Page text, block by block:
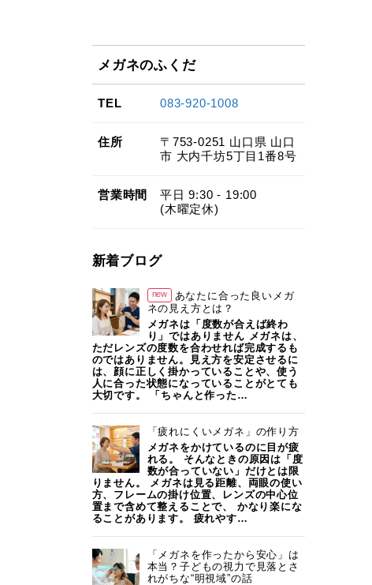
メガネのふくだ
TEL 083-920-1008
住所 〒753-0251 山口県 山口
市 大内千坊5丁目1番8号
営業時間
平日 9:30 - 19:00
(木曜定休)
新着ブログ
new
あなたに合った良いメガ
ネの見え方とは？
メガネは「度数が合えば終わ
り」ではありません メガネは、
ただレンズの度数を合わせれば完成するも
のではありません。見え方を安定させるに
は、顔に正しく掛かっていることや、使う
人に合った状態になっていることがとても
大切です。 「ちゃんと作った…
「疲れにくいメガネ」の作り方
メガネをかけているのに目が疲
れる。 そんなときの原因は「度
数が合っていない」だけとは限
りません。 メガネは見る距離、両眼の使い
方、フレームの掛け位置、レンズの中心位
置まで含めて整えることで、 かなり楽にな
ることがあります。 疲れやす…
「メガネを作ったから安心」は
本当？子どもの視力で見落とさ
れがちな“明視域”の話